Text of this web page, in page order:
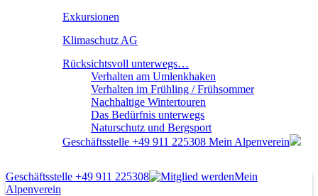
Exkursionen
Klimaschutz AG
Rücksichtsvoll unterwegs…
Verhalten am Umlenkhaken
Verhalten im Frühling / Frühsommer
Nachhaltige Wintertouren
Das Bedürfnis unterwegs
Naturschutz und Bergsport
Geschäftsstelle +49 911 225308 Mein Alpenverein
Geschäftsstelle +49 911 225308
Mein
Alpenverein